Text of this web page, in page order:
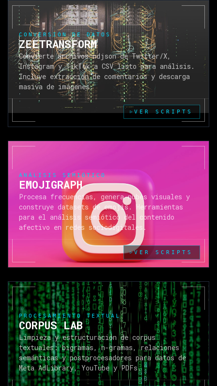
CONVERSIÓN DE DATOS
ZEETRANSFORM
Convierte archivos ndjson de Twitter/X,
Instagram y TikTok a CSV listo para análisis.
Incluye extracción de comentarios y descarga
masiva de imágenes.
▷ VER SCRIPTS
ANÁLISIS SEMIÓTICO
EMOJIGRAPH
Procesa frecuencias, genera nubes visuales y
construye datasets de emojis. Herramientas
para el análisis semiótico del contenido
afectivo en redes sociodigitales.
▷VER SCRIPTS
PROCESAMIENTO TEXTUAL
CORPUS LAB
Limpieza y estructuración de corpus
textuales: bigramas, n-gramas, relaciones
semánticas y postprocesadores para datos de
Meta AdLibrary, YouTube y PDFs.